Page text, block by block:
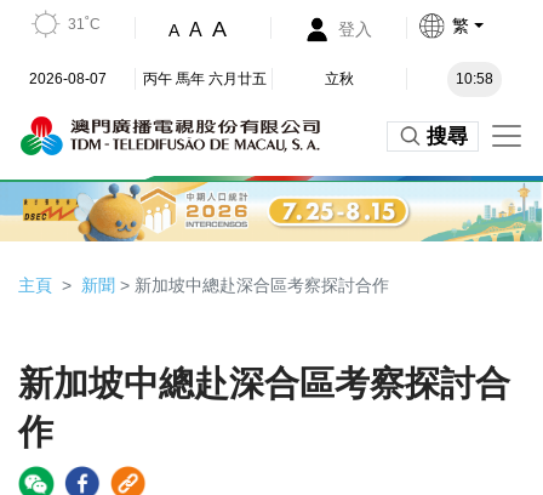
31˚C A A A 登入 繁
2026-08-07 丙午 馬年 六月廿五 立秋 10:58
搜尋
主頁 新聞 > 新加坡中總赴深合區考察探討合作
新加坡中總赴深合區考察探討合
作